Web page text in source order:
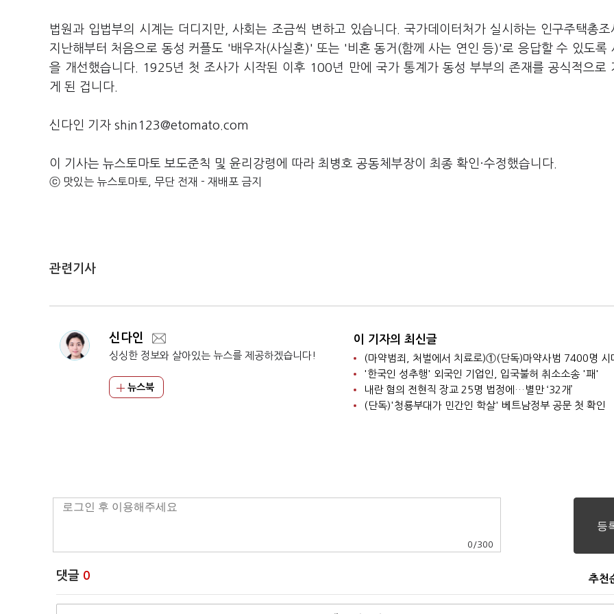
법원과 입법부의 시계는 더디지만, 사회는 조금씩 변하고 있습니다. 국가데이터처가 실시하는 인구주택총조
지난해부터 처음으로 동성 커플도 '배우자(사실혼)' 또는 '비혼 동거(함께 사는 연인 등)'로 응답할 수 있도록
을 개선했습니다. 1925년 첫 조사가 시작된 이후 100년 만에 국가 통계가 동성 부부의 존재를 공식적으로
게 된 겁니다.
신다인 기자 shin123@etomato.com
이 기사는 뉴스토마토 보도준칙 및 윤리강령에 따라 최병호 공동체부장이 최종 확인·수정했습니다.
ⓒ 맛있는 뉴스토마토, 무단 전재 - 재배포 금지
관련기사
신다인
싱싱한 정보와 살아있는 뉴스를 제공하겠습니다!
뉴스북
이 기자의 최신글
'한국인 성추행' 외국인 기업인, 입국불허 취소소송 '패'
내란 혐의 전현직 장교 25명 법정에…별만 ‘32개’
(단독)'청룡부대가 민간인 학살' 베트남정부 공문 첫 확인
0 /300
댓글 0 추천